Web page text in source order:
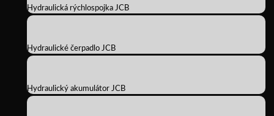
Hydraulická rýchlospojka JCB
Hydraulické čerpadlo JCB
Hydraulický akumulátor JCB